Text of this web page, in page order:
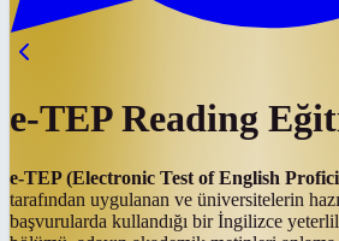
e-TEP Reading
e-TEP (Electronic Test of English
tarafından uygulanan ve üniversitelerin
başvurularda kullandığı bir İngilizce